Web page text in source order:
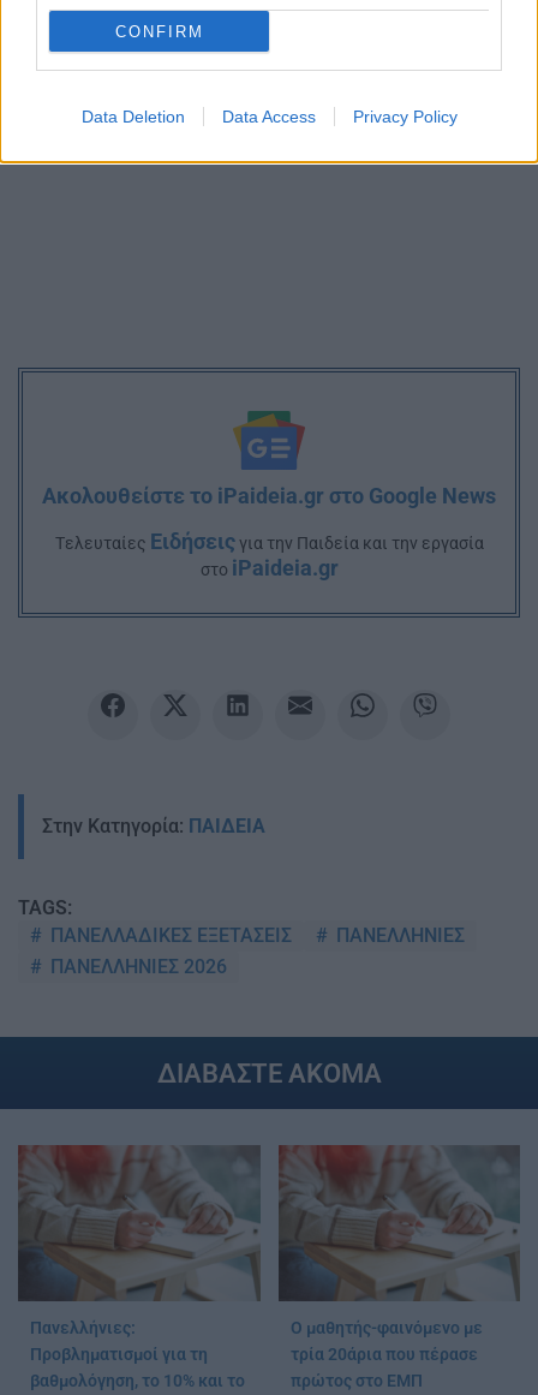
CONFIRM
Data Deletion Data Access Privacy Policy
Ακολουθείστε το iPaideia.gr στο Google News
Tελευταίες Ειδήσειςγια την Παιδεία και την εργασία
στο iPaideia.gr
Στην Κατηγορία: ΠΑΙΔΕΙΑ
TAGS:
ΠΑΝΕΛΛΑΔΙΚΕΣ ΕΞΕΤΑΣΕΙΣ
ΠΑΝΕΛΛΗΝΙΕΣ
ΠΑΝΕΛΛΗΝΙΕΣ 2026
ΔΙΑΒΑΣΤΕ ΑΚΟΜΑ
Πανελλήνιες:
Προβληματισμοί για τη
βαθμολόγηση, το 10% και το
Ο μαθητής-φαινόμενο με
τρία 20άρια που πέρασε
πρώτος στο ΕΜΠ